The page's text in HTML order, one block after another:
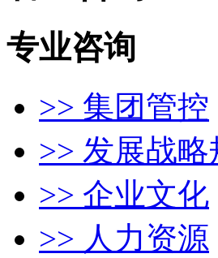
专业咨询
>> 集团管控
>> 发展战略
>> 企业文化
>> 人力资源